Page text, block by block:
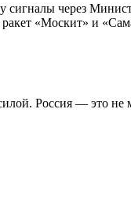
сигналы через
ракет «Москит» и
Россия — это не